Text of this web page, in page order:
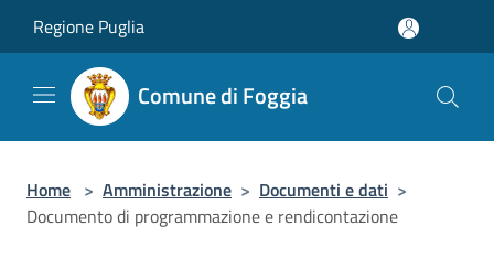
Regione Puglia
Comune di Foggia
Home > Amministrazione > Documenti e dati >
Documento di programmazione e rendicontazione